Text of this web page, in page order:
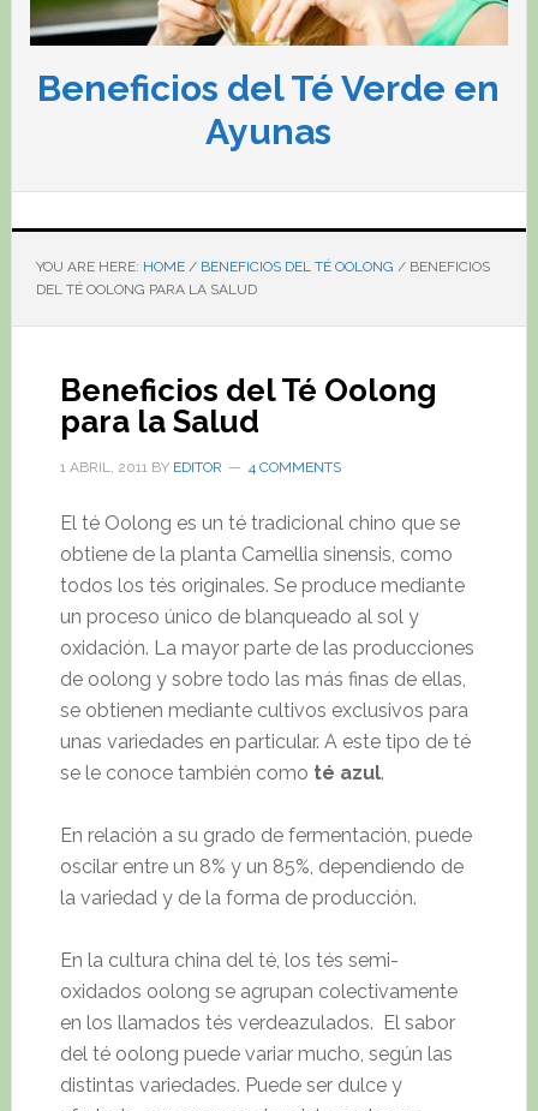
Beneficios del Té Verde en
Ayunas
YOU ARE HERE: HOME / BENEFICIOS DEL TÉ OOLONG /BENEFICIOS
DEL TÉ OOLONG PARA LA SALUD
Beneficios del Té Oolong
para la Salud
1 ABRIL, 2011BY EDITOR 4 COMMENTS
El té Oolong es un té tradicional chino que se
obtiene de la planta Camellia sinensis, como
todos los tés originales. Se produce mediante
un proceso único de blanqueado al sol y
oxidación. La mayor parte de las producciones
de oolong y sobre todo las más finas de ellas,
se obtienen mediante cultivos exclusivos para
unas variedades en particular. A este tipo de té
se le conoce también como té azul.
En relación a su grado de fermentación, puede
oscilar entre un 8% y un 85%, dependiendo de
la variedad y de la forma de producción.
En la cultura china del té, los tés semi-
oxidados oolong se agrupan colectivamente
en los llamados tés verdeazulados. El sabor
del té oolong puede variar mucho, según las
distintas variedades. Puede ser dulce y